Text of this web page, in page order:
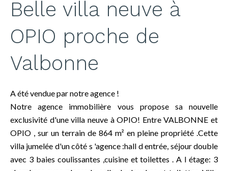
Belle villa neuve à
OPIO proche de
Valbonne
A été vendue par notre agence !
Notre agence immobilière vous propose sa nouvelle
exclusivité d'une villa neuve à OPIO! Entre VALBONNE et
OPIO , sur un terrain de 864 m² en pleine propriété .Cette
villa jumelée d'un côté s 'agence :hall d entrée, séjour double
avec 3 baies coulissantes ,cuisine et toilettes . A l étage: 3